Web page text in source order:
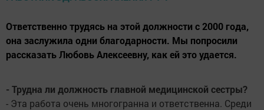
Ответственно трудясь на этой должности с 2000 года,
она заслужила одни благодарности. Мы попросили
рассказать Любовь Алексеевну, как ей это удается.
- Трудна ли должность главной медицинской сестры?
- Эта работа очень многогранна и ответственна. Среди